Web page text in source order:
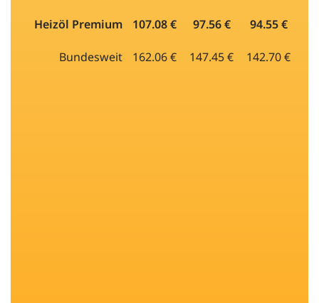
Heizöl Premium 107.08 € 97.56 € 94.55 €
Bundesweit 162.06 € 147.45 € 142.70 €